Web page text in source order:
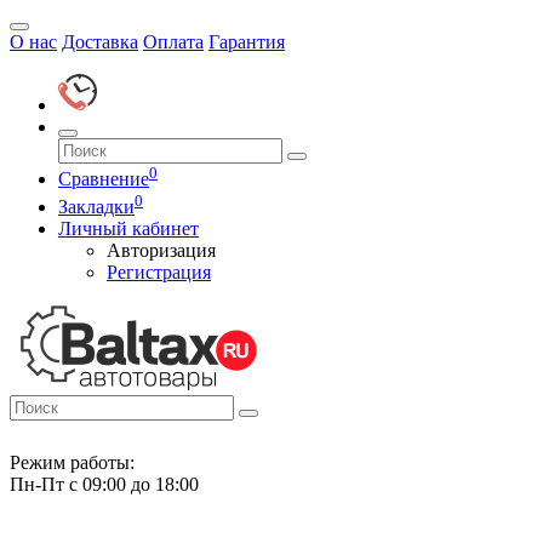
О нас Доставка Оплата Гарантия
Сравнение0
Закладки0
Личный кабинет
Авторизация
Регистрация
Режим работы:
Пн-Пт с 09:00 до 18:00